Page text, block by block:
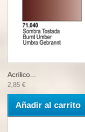
Acrilico...
2,85 €
Añadir al carrito